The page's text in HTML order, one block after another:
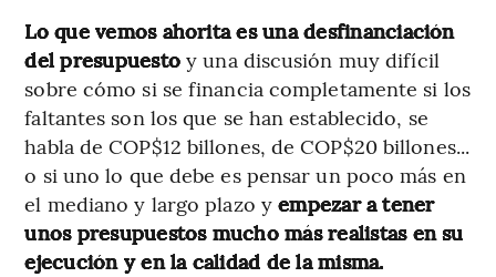
Lo que vemos ahorita es una desfinanciación
del presupuesto y una discusión muy difícil
sobre cómo si se financia completamente si los
faltantes son los que se han establecido, se
habla de COP$12 billones, de COP$20 billones...
o si uno lo que debe es pensar un poco más en
el mediano y largo plazo yempezar a tener
unos presupuestos mucho más realistas en su
ejecución y en la calidad de la misma.